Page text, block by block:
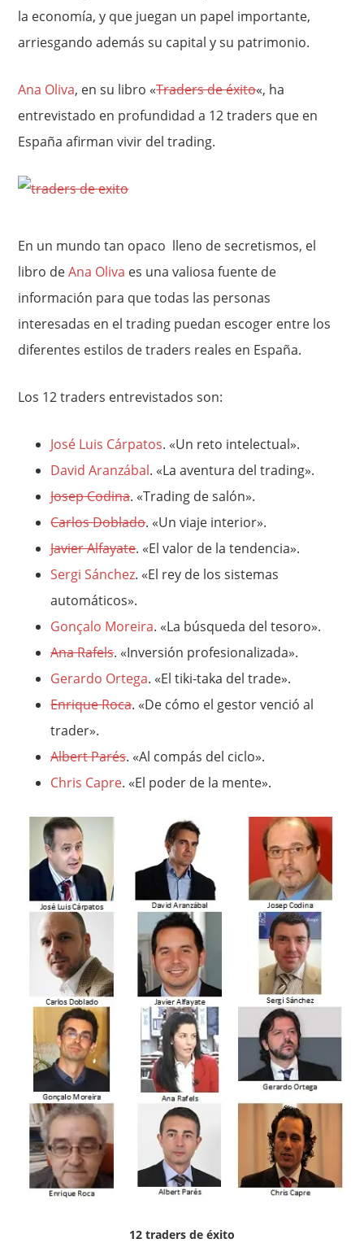
la economía, y que juegan un papel importante,
arriesgando además su capital y su patrimonio.
Ana Oliva, en su libro «Traders de éxito«, ha
entrevistado en profundidad a 12 traders que en
España afirman vivir del trading.
En un mundo tan opaco lleno de secretismos, el
libro deAna Oliva es una valiosa fuente de
información para que todas las personas
interesadas en el trading puedan escoger entre los
diferentes estilos de traders reales en España.
Los 12 traders entrevistados son:
José Luis Cárpatos. «Un reto intelectual».
David Aranzábal. «La aventura del trading».
Josep Codina. «Trading de salón».
Carlos Doblado. «Un viaje interior».
Javier Alfayate. «El valor de la tendencia».
Sergi Sánchez. «El rey de los sistemas
automáticos».
Gonçalo Moreira. «La búsqueda del tesoro».
Ana Rafels. «Inversión profesionalizada».
Gerardo Ortega. «El tiki-taka del trade».
Enrique Roca. «De cómo el gestor venció al
trader».
Albert Parés. «Al compás del ciclo».
Chris Capre. «El poder de la mente».
12 traders de éxito